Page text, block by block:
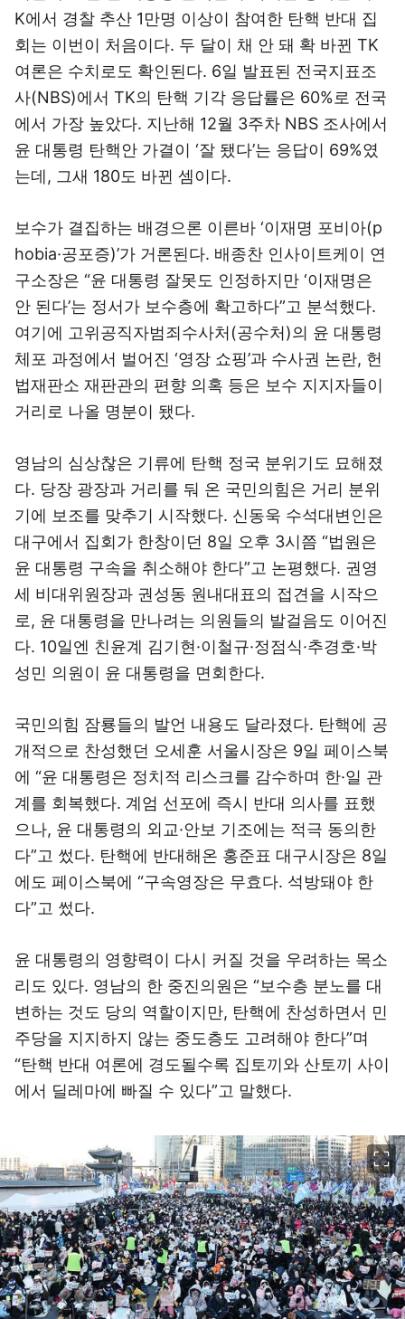
K에서 경찰 추산 1만명 이상이 참여한 탄핵 반대 집
회는 이번이 처음이다. 두 달이 채 안 돼 확 바뀐 TK
여론은 수치로도 확인된다. 6일 발표된 전국지표조
사(NBS)에서 TK의 탄핵 기각 응답률은 60%로 전국
에서 가장 높았다. 지난해 12월 3주차 NBS 조사에서
윤 대통령 탄핵안 가결이 ‘잘 됐다’는 응답이 69%였
는데, 그새 180도 바뀐 셈이다.
보수가 결집하는 배경으론 이른바 ‘이재명 포비아(p
hobia·공포증)’가 거론된다. 배종찬 인사이트케이 연
구소장은 “윤 대통령 잘못도 인정하지만 ‘이재명은
안 된다’는 정서가 보수층에 확고하다”고 분석했다.
여기에 고위공직자범죄수사처(공수처)의 윤 대통령
체포 과정에서 벌어진 ‘영장 쇼핑’과 수사권 논란, 헌
법재판소 재판관의 편향 의혹 등은 보수 지지자들이
거리로 나올 명분이 됐다.
영남의 심상찮은 기류에 탄핵 정국 분위기도 묘해졌
다. 당장 광장과 거리를 둬 온 국민의힘은 거리 분위
기에 보조를 맞추기 시작했다. 신동욱 수석대변인은
대구에서 집회가 한창이던 8일 오후 3시쯤 “법원은
윤 대통령 구속을 취소해야 한다”고 논평했다. 권영
세 비대위원장과 권성동 원내대표의 접견을 시작으
로, 윤 대통령을 만나려는 의원들의 발걸음도 이어진
다. 10일엔 친윤계 김기현·이철규·정점식·추경호·박
성민 의원이 윤 대통령을 면회한다.
국민의힘 잠룡들의 발언 내용도 달라졌다. 탄핵에 공
개적으로 찬성했던 오세훈 서울시장은 9일 페이스북
에 “윤 대통령은 정치적 리스크를 감수하며 한·일 관
계를 회복했다. 계엄 선포에 즉시 반대 의사를 표했
으나, 윤 대통령의 외교·안보 기조에는 적극 동의한
다”고 썼다. 탄핵에 반대해온 홍준표 대구시장은 8일
에도 페이스북에 “구속영장은 무효다. 석방돼야 한
다”고 썼다.
윤 대통령의 영향력이 다시 커질 것을 우려하는 목소
리도 있다. 영남의 한 중진의원은 “보수층 분노를 대
변하는 것도 당의 역할이지만, 탄핵에 찬성하면서 민
주당을 지지하지 않는 중도층도 고려해야 한다”며
“탄핵 반대 여론에 경도될수록 집토끼와 산토끼 사이
에서 딜레마에 빠질 수 있다”고 말했다.